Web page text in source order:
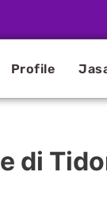
Profile
di